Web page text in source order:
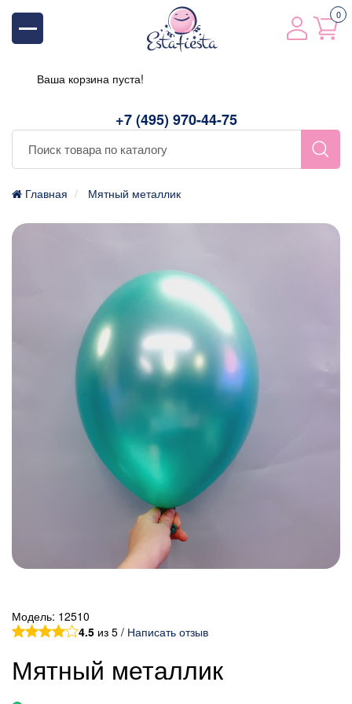
+7 (495) 970-44-75
0
Ваша корзина пуста!
Главная Мятный металлик
Модель: 12510
4.5 из 5 / Написать отзыв
Мятный металлик